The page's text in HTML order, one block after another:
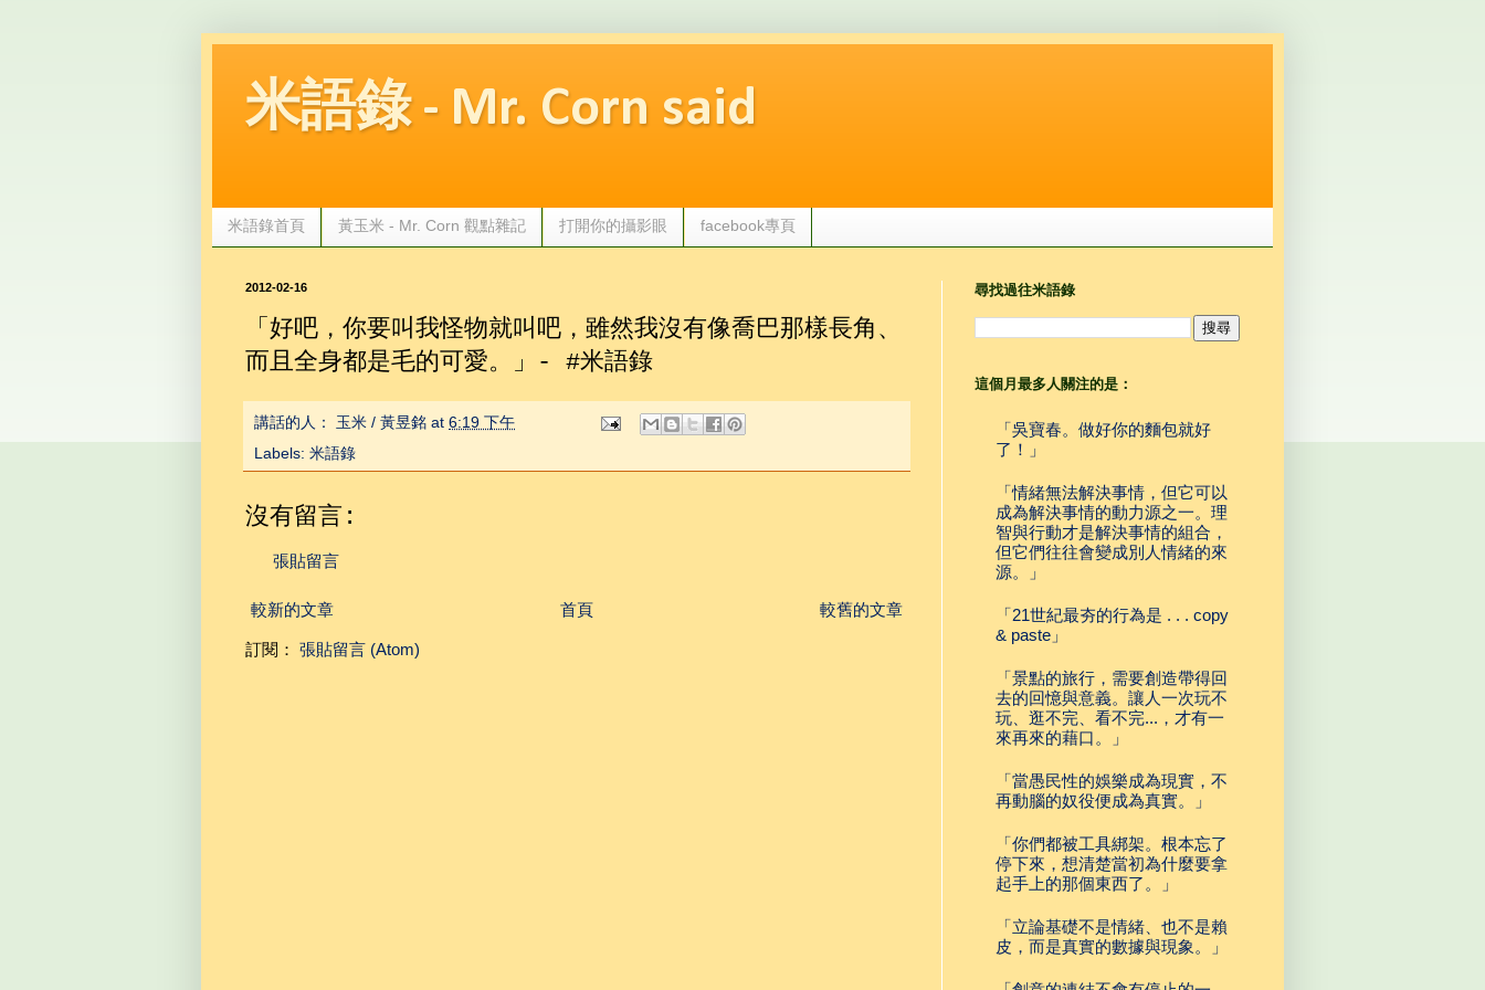
米語錄 - Mr. Corn said
米語錄首頁 黃玉米 - Mr. Corn 觀點雜記 打開你的攝影眼 facebook專頁
2012-02-16
「好吧，你要叫我怪物就叫吧，雖然我沒有像喬巴那樣長角、
而且全身都是毛的可愛。」- #米語錄
講話的人： 玉米 / 黃昱銘 at 6:19 下午
Labels: 米語錄
沒有留言:
張貼留言
較新的文章 較舊的文章
首頁
訂閱： 張貼留言 (Atom)
尋找過往米語錄
這個月最多人關注的是：
「吳寶春。做好你的麵包就好
了！」
「情緒無法解決事情，但它可以
成為解決事情的動力源之一。理
智與行動才是解決事情的組合，
但它們往往會變成別人情緒的來
源。」
「21世紀最夯的行為是 . . . copy
& paste」
「景點的旅行，需要創造帶得回
去的回憶與意義。讓人一次玩不
玩、逛不完、看不完...，才有一
來再來的藉口。」
「當愚民性的娛樂成為現實，不
再動腦的奴役便成為真實。」
「你們都被工具綁架。根本忘了
停下來，想清楚當初為什麼要拿
起手上的那個東西了。」
「立論基礎不是情緒、也不是賴
皮，而是真實的數據與現象。」